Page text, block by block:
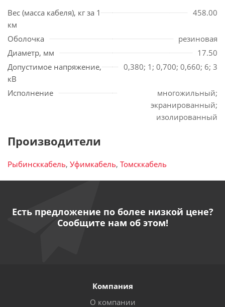
Вес (масса кабеля), кг за 1
км
458.00
Оболочка
резиновая
Диаметр, мм
17.50
Допустимое напряжение,
кВ
0,380; 1; 0,700; 0,660; 6; 3
Исполнение
многожильный;
экранированный;
изолированный
Производители
Рыбинсккабель, Уфимкабель, Томсккабель
Есть предложение по более низкой цене?
Сообщите нам об этом!
Компания
О компании